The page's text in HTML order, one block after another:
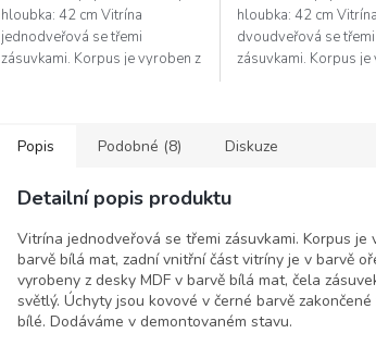
hloubka: 42 cm Vitrína
jednodveřová se třemi
zásuvkami. Korpus je vyroben z
hloubka: 42 cm Vitrína
dvoudveřová se třemi
zásuvkami. Korpus je
Popis Podobné (8) Diskuze
Detailní popis produktu
Vitrína jednodveřová se třemi zásuvkami. Korpus je
barvě bílá mat, zadní vnitřní část vitríny je v barvě
vyrobeny z desky MDF v barvě bílá mat, čela
světlý. Úchyty jsou kovové v černé barvě
bílé. Dodáváme v demontovaném stavu.